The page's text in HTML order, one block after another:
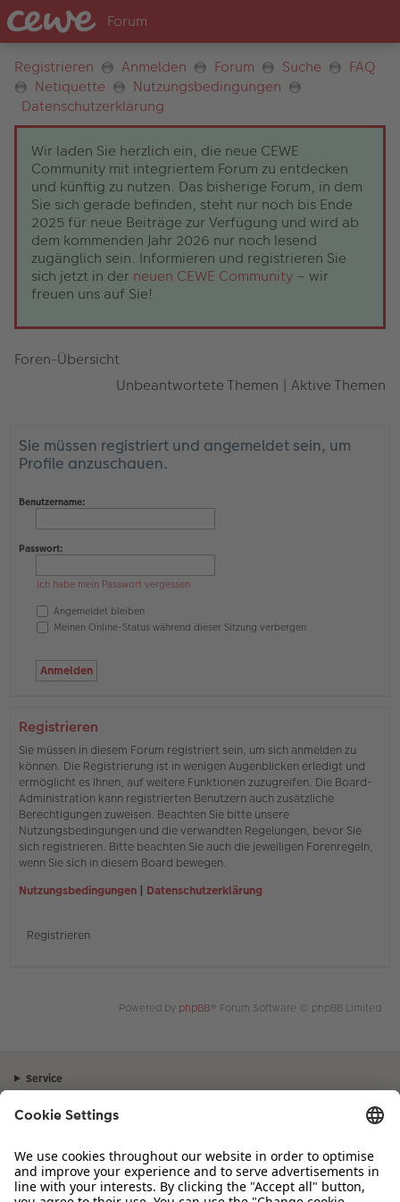
Registrieren Anmelden Forum Suche
FAQ
Netiquette
Nutzungsbedingungen
Datenschutzerklärung
Wir laden Sie herzlich ein, die neue CEWE
Community mit integriertem Forum zu entdecken
und künftig zu nutzen. Das bisherige Forum, in dem
Sie sich gerade befinden, steht nur noch bis Ende
2025 für neue Beiträge zur Verfügung und wird ab
dem kommenden Jahr 2026 nur noch lesend
zugänglich sein. Informieren und registrieren Sie
sich jetzt in der neuen CEWE Community – wir
freuen uns auf Sie!
Foren-Übersicht
Unbeantwortete Themen | Aktive Themen
Sie müssen registriert und angemeldet sein, um
Profile anzuschauen.
Benutzername:
Passwort:
Ich habe mein Passwort vergessen
Angemeldet bleiben
Meinen Online-Status während dieser Sitzung verbergen
Registrieren
Sie müssen in diesem Forum registriert sein, um sich anmelden zu
können. Die Registrierung ist in wenigen Augenblicken erledigt und
ermöglicht es Ihnen, auf weitere Funktionen zuzugreifen. Die Board-
Administration kann registrierten Benutzern auch zusätzliche
Berechtigungen zuweisen. Beachten Sie bitte unsere
Nutzungsbedingungen und die verwandten Regelungen, bevor Sie
sich registrieren. Bitte beachten Sie auch die jeweiligen Forenregeln,
wenn Sie sich in diesem Board bewegen.
Nutzungsbedingungen | Datenschutzerklärung
Registrieren
Powered by phpBB® Forum Software © phpBB Limited
Service
Sortiment